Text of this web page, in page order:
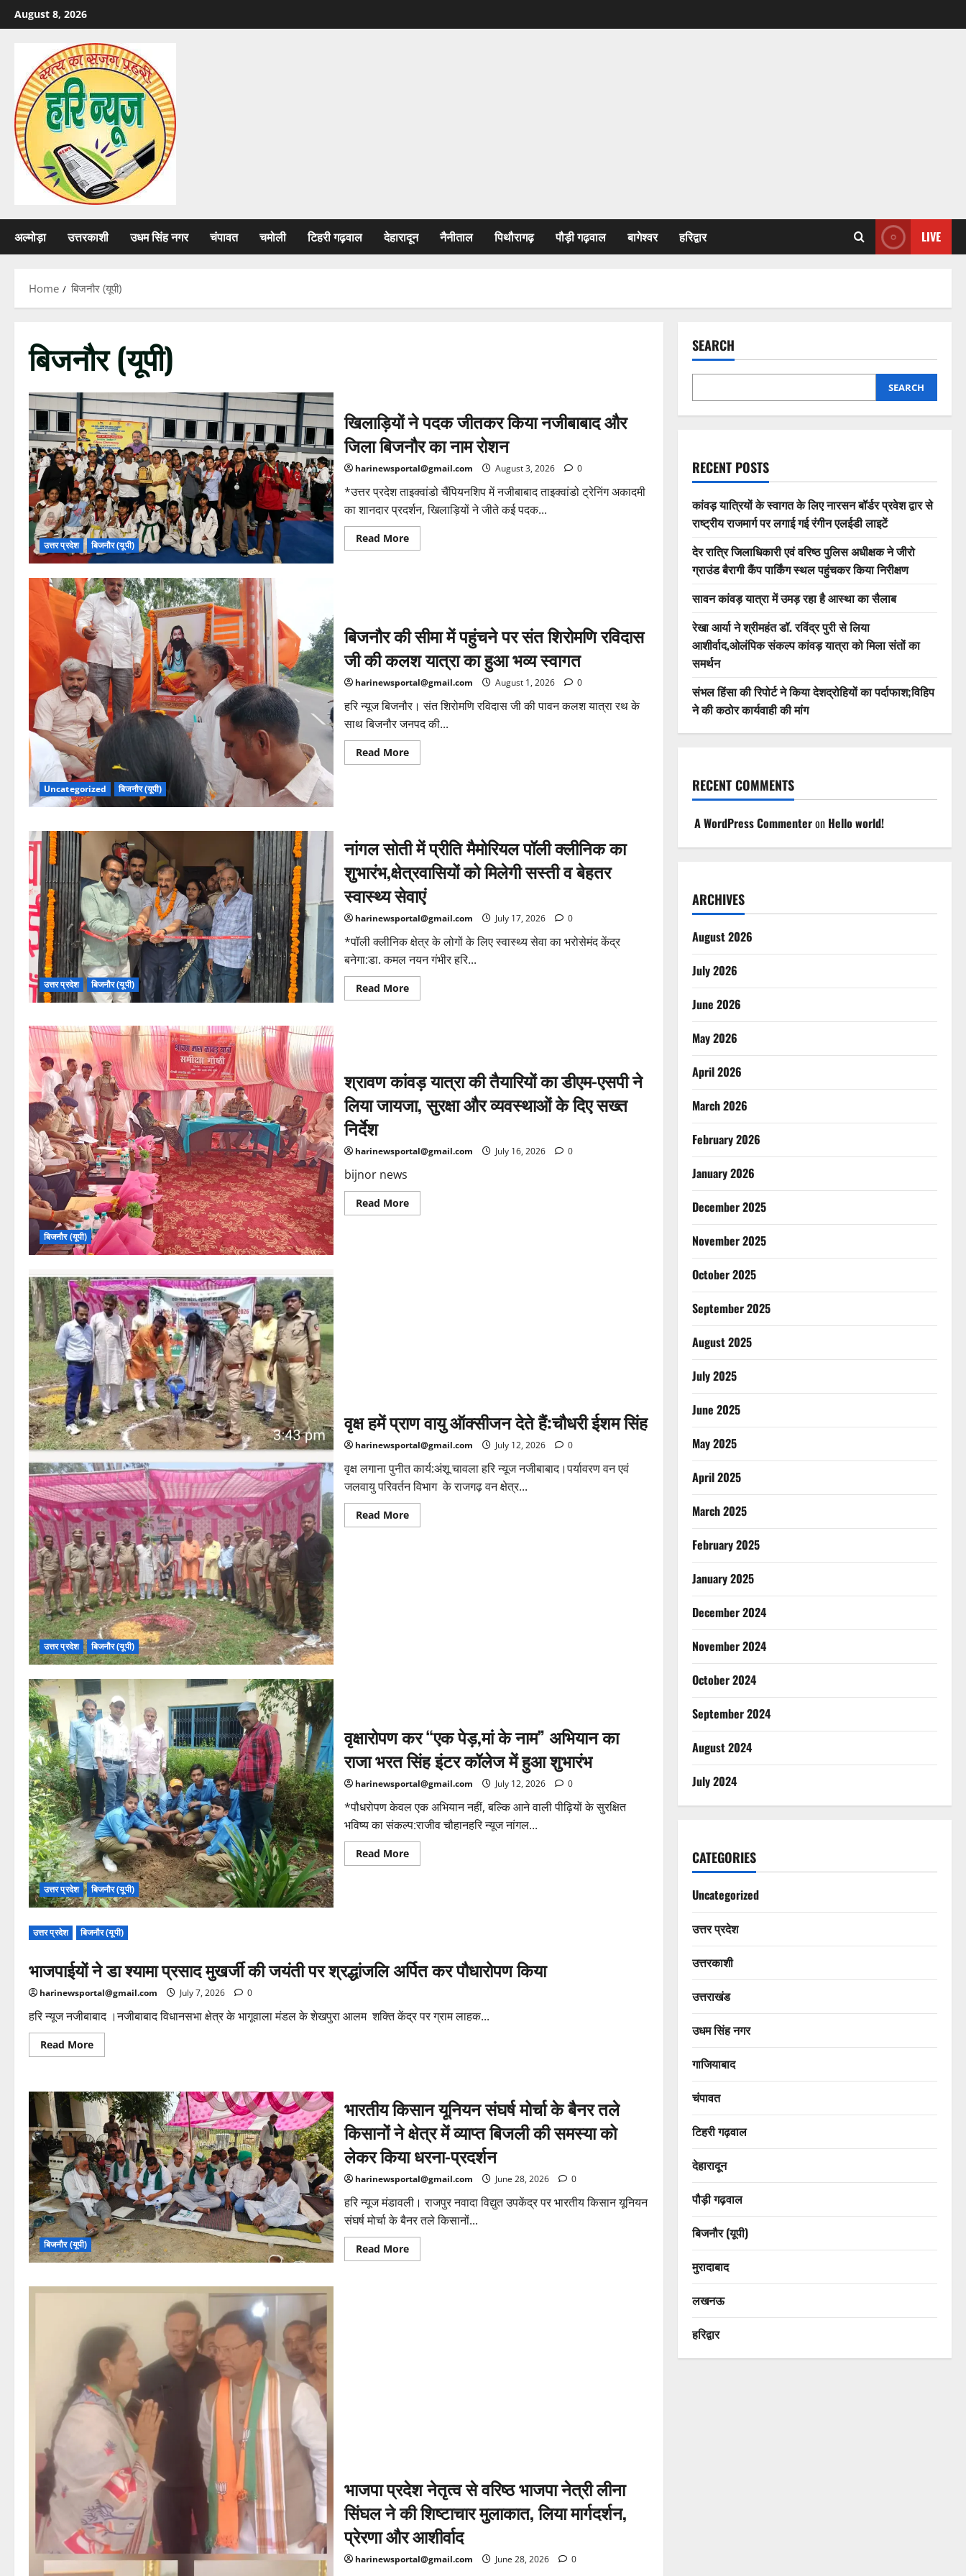
Skip
to
August 8, 2026
अल्मोड़ा उत्तरकाशी उधम सिंह नगर चंपावत चमोली टिहरी गढ़वाल देहारादून नैनीताल पिथौरागढ़ पौड़ी गढ़वाल बागेश्वर हरिद्वार LIVE
Home बिजनौर (यूपी)
बिजनौर (यूपी)
उत्तर प्रदेश बिजनौर (यूपी)
खिलाड़ियों ने पदक जीतकर किया नजीबाबाद और
जिला बिजनौर का नाम रोशन
harinewsportal@gmail.com August 3, 2026 0
*उत्तर प्रदेश ताइक्वांडो चैंपियनशिप में नजीबाबाद ताइक्वांडो ट्रेनिंग अकादमी
का शानदार प्रदर्शन, खिलाड़ियों ने जीते कई पदक...
Read MoreRead
more
और
जिला
बिजनौर
का
नाम
रोशन
Uncategorized बिजनौर (यूपी)
बिजनौर की सीमा में पहुंचने पर संत शिरोमणि रविदास
जी की कलश यात्रा का हुआ भव्य स्वागत
harinewsportal@gmail.com August 1, 2026 0
हरि न्यूज बिजनौर। संत शिरोमणि रविदास जी की पावन कलश यात्रा रथ के
साथ बिजनौर जनपद की...
Read MoreRead
more
संत
शिरोमणि
रविदास
जी
की
कलश
यात्रा
हुआ
भव्य
स्वागत
उत्तर प्रदेश बिजनौर (यूपी)
नांगल सोती में प्रीति मैमोरियल पॉली क्लीनिक का
शुभारंभ,क्षेत्रवासियों को मिलेगी सस्ती व बेहतर
स्वास्थ्य सेवाएं
harinewsportal@gmail.com July 17, 2026 0
*पॉली क्लीनिक क्षेत्र के लोगों के लिए स्वास्थ्य सेवा का भरोसेमंद केंद्र
बनेगा:डा. कमल नयन गंभीर हरि...
Read MoreRead
more
क्लीनिक
का
शुभारंभ,क्षेत्रवासियों
को
मिलेगी
बेहतर
स्वास्थ्य
बिजनौर (यूपी)
श्रावण कांवड़ यात्रा की तैयारियों का डीएम-एसपी ने
लिया जायजा, सुरक्षा और व्यवस्थाओं के दिए सख्त
निर्देश
harinewsportal@gmail.com July 16, 2026 0
bijnor news
Read MoreRead
more
उत्तर प्रदेश बिजनौर (यूपी)
वृक्ष हमें प्राण वायु ऑक्सीजन देते हैं:चौधरी ईशम सिंह
harinewsportal@gmail.com July 12, 2026 0
वृक्ष लगाना पुनीत कार्य:अंशू चावला हरि न्यूज नजीबाबाद।पर्यावरण वन एवं
जलवायु परिवर्तन विभाग के राजगढ़ वन क्षेत्र...
Read MoreRead
more
उत्तर प्रदेश बिजनौर (यूपी)
वृक्षारोपण कर “एक पेड़,मां के नाम” अभियान का
राजा भरत सिंह इंटर कॉलेज में हुआ शुभारंभ
harinewsportal@gmail.com July 12, 2026 0
*पौधरोपण केवल एक अभियान नहीं, बल्कि आने वाली पीढ़ियों के सुरक्षित
भविष्य का संकल्प:राजीव चौहानहरि न्यूज नांगल...
Read MoreRead
more
राजा
भरत
में
हुआ
उत्तर प्रदेश बिजनौर (यूपी)
भाजपाईयों ने डा श्यामा प्रसाद मुखर्जी की जयंती पर श्रद्धांजलि अर्पित कर पौधारोपण किया
harinewsportal@gmail.com July 7, 2026 0
हरि न्यूज नजीबाबाद ।नजीबाबाद विधानसभा क्षेत्र के भागूवाला मंडल के शेखपुरा आलम शक्ति केंद्र पर ग्राम लाहक...
Read MoreRead
more
डा
श्यामा
प्रसाद
मुखर्जी
की
जयंती
पर
श्रद्धांजलि
अर्पित
कर
पौधारोपण
किया
बिजनौर (यूपी)
भारतीय किसान यूनियन संघर्ष मोर्चा के बैनर तले
किसानों ने क्षेत्र में व्याप्त बिजली की समस्या को
लेकर किया धरना-प्रदर्शन
harinewsportal@gmail.com June 28, 2026 0
हरि न्यूज मंडावली। राजपुर नवादा विद्युत उपकेंद्र पर भारतीय किसान यूनियन
संघर्ष मोर्चा के बैनर तले किसानों...
Read MoreRead
more
प्रदर्शन
भाजपा प्रदेश नेतृत्व से वरिष्ठ भाजपा नेत्री लीना
सिंघल ने की शिष्टाचार मुलाकात, लिया मार्गदर्शन,
प्रेरणा और आशीर्वाद
harinewsportal@gmail.com June 28, 2026 0
SEARCH
SEARCH
RECENT POSTS
कांवड़ यात्रियों के स्वागत के लिए नारसन बॉर्डर प्रवेश द्वार से
राष्ट्रीय राजमार्ग पर लगाई गई रंगीन एलईडी लाइटें
देर रात्रि जिलाधिकारी एवं वरिष्ठ पुलिस अधीक्षक ने जीरो
ग्राउंड बैरागी कैंप पार्किंग स्थल पहुंचकर किया निरीक्षण
सावन कांवड़ यात्रा में उमड़ रहा है आस्था का सैलाब
रेखा आर्या ने श्रीमहंत डॉ. रविंद्र पुरी से लिया
आशीर्वाद,ओलंपिक संकल्प कांवड़ यात्रा को मिला संतों का
समर्थन
संभल हिंसा की रिपोर्ट ने किया देशद्रोहियों का पर्दाफाश;विहिप
ने की कठोर कार्यवाही की मांग
RECENT COMMENTS
A WordPress Commenteron Hello world!
ARCHIVES
August 2026
July 2026
June 2026
May 2026
April 2026
March 2026
February 2026
January 2026
December 2025
November 2025
October 2025
September 2025
August 2025
July 2025
June 2025
May 2025
April 2025
March 2025
February 2025
January 2025
December 2024
November 2024
October 2024
September 2024
August 2024
July 2024
CATEGORIES
Uncategorized
उत्तर प्रदेश
उत्तरकाशी
उत्तराखंड
उधम सिंह नगर
गाजियाबाद
चंपावत
टिहरी गढ़वाल
देहारादून
पौड़ी गढ़वाल
बिजनौर (यूपी)
मुरादाबाद
लखनऊ
हरिद्वार